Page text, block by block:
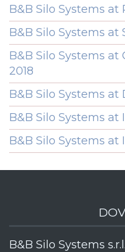
B&B Silo Systems at
B&B Silo Systems at
B&B Silo Systems
2018
B&B Silo Systems at
B&B Silo Systems at
B&B Silo Systems at
B&B Silo Systems s.r.l.